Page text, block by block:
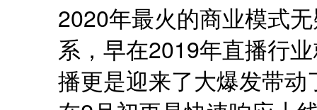
2020年最火的商业模式
系，早在2019年直播行
播更是迎来了大爆发带